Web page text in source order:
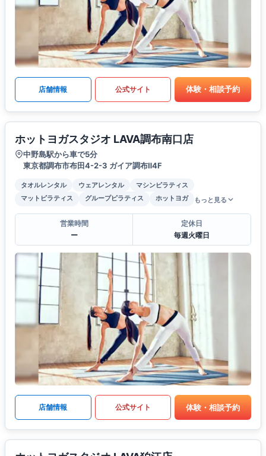
店舗情報 公式サイト 体験・相談予約
ホットヨガスタジオ LAVA調布南口店
中野島駅から車で5分
東京都調布市布田4-2-3 ガイア調布Ⅱ4F
タオルレンタル ウェアレンタル
マシンピラティス
マットピラティス
グループピラティス ホットヨガ もっと見る
営業時間
ー
定休日
毎週火曜日
店舗情報 公式サイト 体験・相談予約